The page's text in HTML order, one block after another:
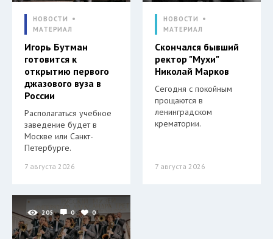
НОВОСТИ
МАТЕРИАЛ
Игорь Бутман
готовится к
открытию первого
джазового вуза в
России
Располагаться учебное
заведение будет в
Москве или Санкт-
Петербурге.
7 августа 2026
НОВОСТИ
МАТЕРИАЛ
Скончался бывший
ректор "Мухи"
Николай Марков
Сегодня с покойным
прощаются в
ленинградском
крематории.
7 августа 2026
205 0 0